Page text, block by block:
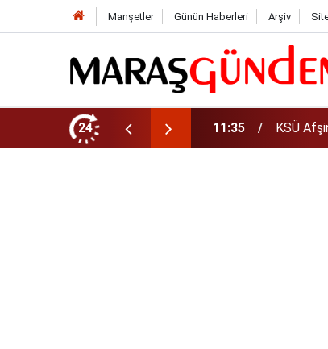
Manşetler Günün Haberleri Arşiv
24
Müdür Ataması 10:14 Funda